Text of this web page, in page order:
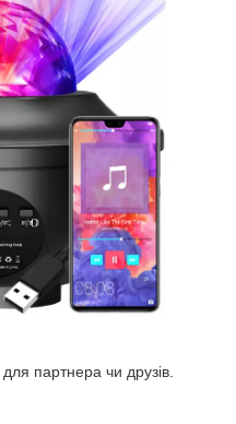
для партнера чи друзів.